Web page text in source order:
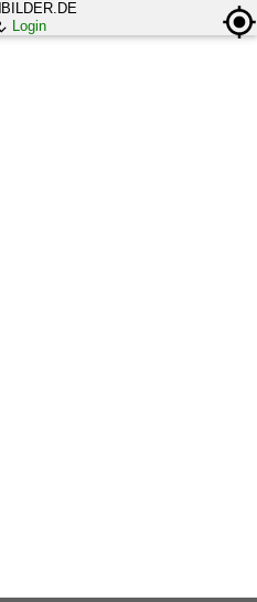
BILDER.DE
Login